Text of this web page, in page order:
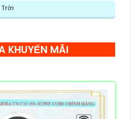
KHUYẾN MÃI